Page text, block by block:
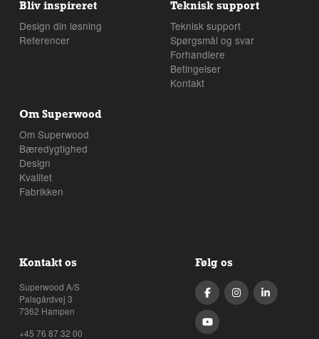
Bliv inspireret
Design din løsning
Referencer
Teknisk support
Teknisk support
Spørgsmål og svar
Forhandlere
Betingelser
Kontakt
Om Superwood
Om Superwood
Bæredygtighed
Design
Kvalitet
Fabrikken
Kontakt os
Superwood A/S
Palsgårdvej 3
7362 Hampen
+45 76 87 32 00
Følg os